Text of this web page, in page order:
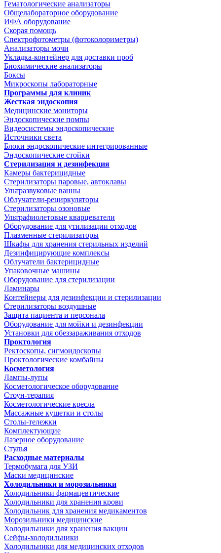
Гематологические анализаторы
Общелабораторное оборудование
ИФА оборудование
Скорая помощь
Спектрофотометры (фотоколориметры)
Анализаторы мочи
Укладка-контейнер для доставки проб
Биохимические анализаторы
Боксы
Микроскопы лабораторные
Программы для клиник
Жесткая эндоскопия
Медицинские мониторы
Эндоскопические помпы
Видеосистемы эндоскопические
Источники света
Блоки эндоскопические интегрированные
Эндоскопические стойки
Стерилизация и дезинфекция
Камеры бактерицидные
Стерилизаторы паровые, автоклавы
Ультразвуковые ванны
Облучатели-рециркуляторы
Стерилизаторы озоновые
Ультрафиолетовые кварцеватели
Оборудование для утилизации отходов
Плазменные стерилизаторы
Шкафы для хранения стерильных изделий
Дезинфицирующие комплексы
Облучатели бактерицидные
Упаковочные машины
Оборудование для стерилизации
Ламинары
Контейнеры для дезинфекции и стерилизации
Стерилизаторы воздушные
Защита пациента и персонала
Оборудование для мойки и дезинфекции
Установки для обеззараживания отходов
Проктология
Ректоскопы, сигмоидоскопы
Проктологические комбайны
Косметология
Лампы-лупы
Косметологическое оборудование
Стоун-терапия
Косметологические кресла
Массажные кушетки и столы
Столы-тележки
Комплектующие
Лазерное оборудование
Стулья
Расходные материалы
Термобумага для УЗИ
Маски медицинские
Холодильники и морозильники
Холодильники фармацевтические
Холодильники для хранения крови
Холодильник для хранения медикаментов
Морозильники медицинские
Холодильники для хранения вакцин
Сейфы-холодильники
Холодильники для медицинских отходов